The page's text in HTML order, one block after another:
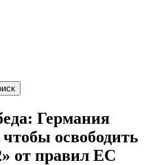
Германия
освободить
от правил ЕС